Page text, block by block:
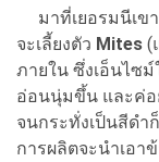
มาที่เยอรมนีเข
จะเลี้ยงตัว Mites (
ภายใน ซึ่งเอ็นไซ
อ่อนนุ่มขึ้น และค่อ
จนกระทั่งเป็นสีด
การผลิตจะนำเอา